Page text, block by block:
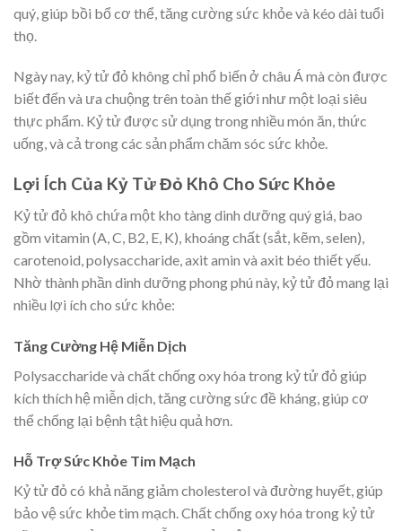
quý, giúp bồi bổ cơ thể, tăng cường sức khỏe và kéo dài tuổi
thọ.
Ngày nay, kỷ tử đỏ không chỉ phổ biến ở châu Á mà còn được
biết đến và ưa chuộng trên toàn thế giới như một loại siêu
thực phẩm. Kỷ tử được sử dụng trong nhiều món ăn, thức
uống, và cả trong các sản phẩm chăm sóc sức khỏe.
Lợi Ích Của Kỷ Tử Đỏ Khô Cho Sức Khỏe
Kỷ tử đỏ khô chứa một kho tàng dinh dưỡng quý giá, bao
gồm vitamin (A, C, B2, E, K), khoáng chất (sắt, kẽm, selen),
carotenoid, polysaccharide, axit amin và axit béo thiết yếu.
Nhờ thành phần dinh dưỡng phong phú này, kỷ tử đỏ mang lại
nhiều lợi ích cho sức khỏe:
Tăng Cường Hệ Miễn Dịch
Polysaccharide và chất chống oxy hóa trong kỷ tử đỏ giúp
kích thích hệ miễn dịch, tăng cường sức đề kháng, giúp cơ
thể chống lại bệnh tật hiệu quả hơn.
Hỗ Trợ Sức Khỏe Tim Mạch
Kỷ tử đỏ có khả năng giảm cholesterol và đường huyết, giúp
bảo vệ sức khỏe tim mạch. Chất chống oxy hóa trong kỷ tử